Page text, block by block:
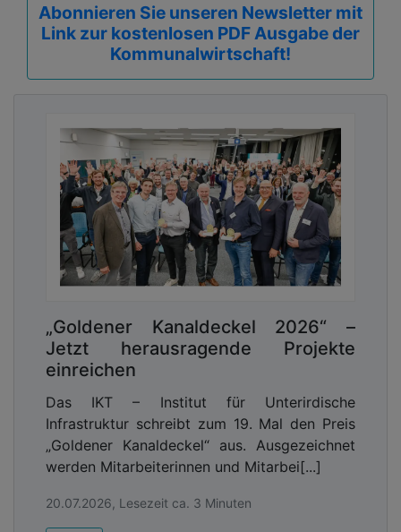
Abonnieren Sie unseren Newsletter mit
Link zur kostenlosen PDF Ausgabe der
Kommunalwirtschaft!
„Goldener Kanaldeckel 2026“ –
Jetzt herausragende Projekte
einreichen
Das IKT – Institut für Unterirdische
Infrastruktur schreibt zum 19. Mal den Preis
„Goldener Kanaldeckel“ aus. Ausgezeichnet
werden Mitarbeiterinnen und Mitarbei[...]
20.07.2026, Lesezeit ca. 3 Minuten